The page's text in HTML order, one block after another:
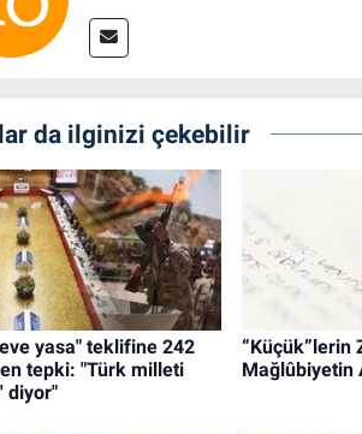
da ilginizi çekebilir
yasa" teklifine 242
tepki: "Türk milleti
diyor"
“Küçük”lerin
Mağlûbiyetin